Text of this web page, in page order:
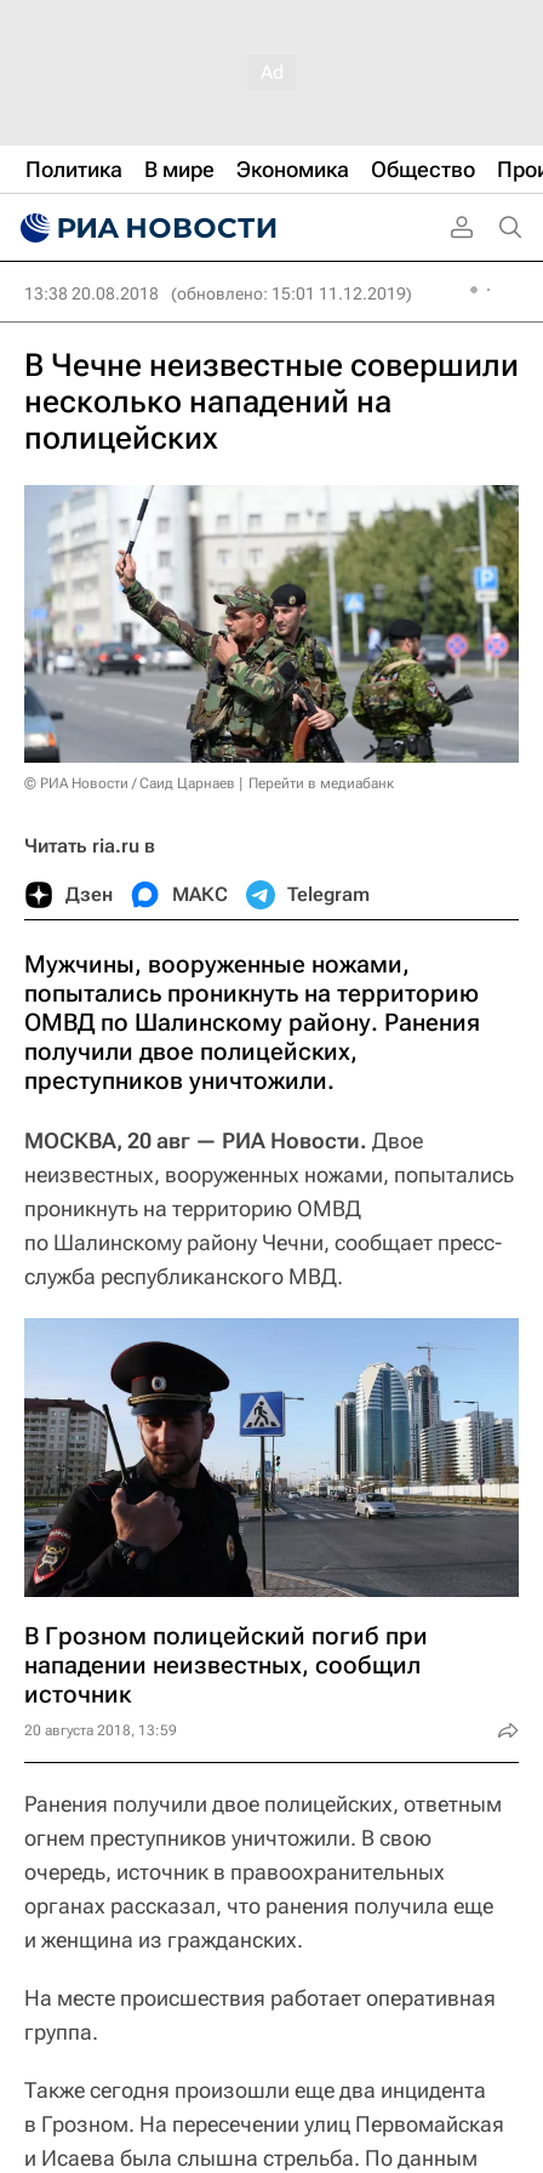
Политика В мире Экономика Общество
13:38 20.08.2018 (обновлено: 15:01 11.12.2019)
В Чечне неизвестные совершили
несколько нападений на
полицейских
© РИА Новости / Саид Царнаев Перейти в медиабанк
Читать ria.ru в
Дзен МАКС Telegram
Мужчины, вооруженные ножами,
попытались проникнуть на территорию
ОМВД по Шалинскому району. Ранения
получили двое полицейских,
преступников уничтожили.
МОСКВА, 20 авг — РИА Новости. Двое
неизвестных, вооруженных ножами, попытались
проникнуть на территорию ОМВД
по Шалинскому району Чечни, сообщает пресс-
служба республиканского МВД.
В Грозном полицейский погиб при
нападении неизвестных, сообщил
источник
20 августа 2018, 13:59
Ранения получили двое полицейских, ответным
огнем преступников уничтожили. В свою
очередь, источник в правоохранительных
органах рассказал, что ранения получила еще
и женщина из гражданских.
На месте происшествия работает оперативная
группа.
Также сегодня произошли еще два инцидента
в Грозном. На пересечении улиц Первомайская
и Исаева была слышна стрельба. По данным